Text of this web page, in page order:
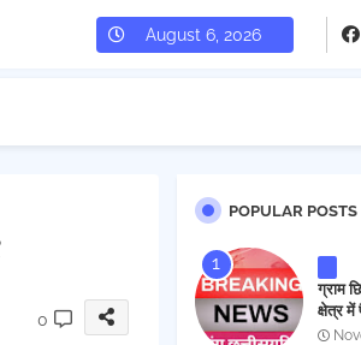
August 6, 2026
0
POPULAR POSTS
ग्राम
क्षेत्र